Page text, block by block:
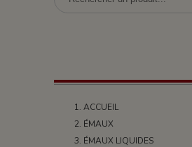
ACCUEIL
ÉMAUX
ÉMAUX LIQUIDES